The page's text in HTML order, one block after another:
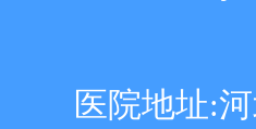
医院地址: